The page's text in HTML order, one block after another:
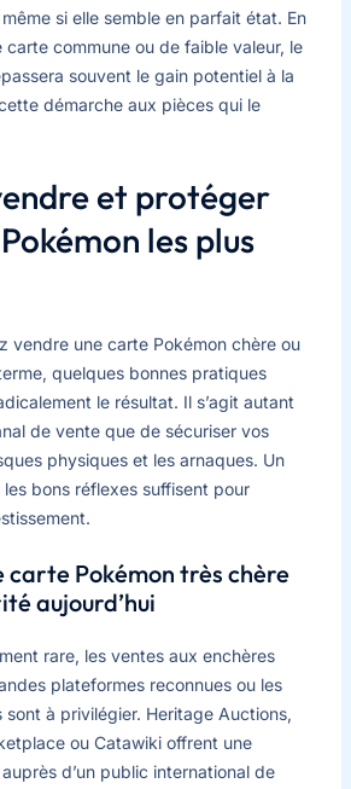
si elle semble en parfait état. En
carte commune ou de faible valeur, le
souvent le gain potentiel à la
démarche aux pièces qui le
et protéger
les plus
vendre une carte Pokémon chère ou
quelques bonnes pratiques
le résultat. Il s’agit autant
de vente que de sécuriser vos
physiques et les arnaques. Un
bons réflexes suffisent pour
carte Pokémon très chère
aujourd’hui
rare, les ventes aux enchères
plateformes reconnues ou les
à privilégier. Heritage Auctions,
ou Catawiki offrent une
d’un public international de